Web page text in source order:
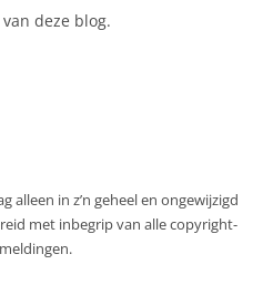
deze blog.
alleen in z’n geheel en ongewijzigd
met inbegrip van alle copyright-